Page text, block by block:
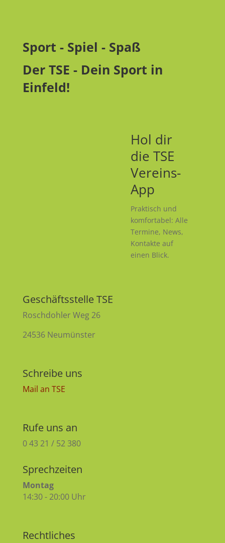
Sport - Spiel - Spaß
Der TSE - Dein Sport in
Einfeld!
Hol dir
die TSE
Vereins-
App
Praktisch und
komfortabel: Alle
Termine, News,
Kontakte auf
einen Blick.
Geschäftsstelle TSE
Roschdohler Weg 26
24536 Neumünster
Schreibe uns
Mail an TSE
Rufe uns an
0 43 21 / 52 380
Sprechzeiten
Montag
14:30 - 20:00 Uhr
Rechtliches